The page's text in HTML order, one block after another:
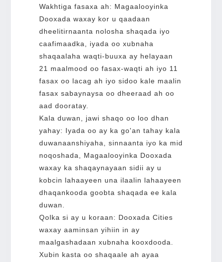
Wakhtiga fasaxa ah: Magaalooyinka
Dooxada waxay kor u qaadaan
dheelitirnaanta nolosha shaqada iyo
caafimaadka, iyada oo xubnaha
shaqaalaha waqti-buuxa ay helayaan
21 maalmood oo fasax-waqti ah iyo 11
fasax oo lacag ah iyo sidoo kale maalin
fasax sabaynaysa oo dheeraad ah oo
aad dooratay.
Kala duwan, jawi shaqo oo loo dhan
yahay: Iyada oo ay ka go'an tahay kala
duwanaanshiyaha, sinnaanta iyo ka mid
noqoshada, Magaalooyinka Dooxada
waxay ka shaqaynayaan sidii ay u
kobcin lahaayeen una ilaalin lahaayeen
dhaqankooda goobta shaqada ee kala
duwan.
Qolka si ay u koraan: Dooxada Cities
waxay aaminsan yihiin in ay
maalgashadaan xubnaha kooxdooda.
Xubin kasta oo shaqaale ah ayaa